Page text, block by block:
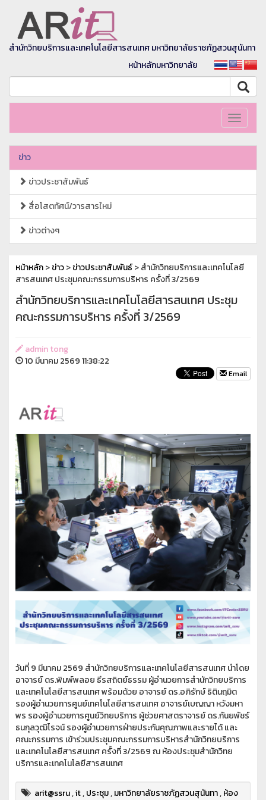
สำนักวิทยบริการและเทคโนโลยีสารสนเทศ มหาวิทยาลัยราชภัฏสวนสุนันทา
หน้าหลักมหาวิทยาลัย
Toggle
ข่าว
ข่าวประชาสัมพันธ์
สื่อโสตทัศน์/วารสารใหม่
ข่าวต่างๆ
หน้าหลัก>ข่าว>ข่าวประชาสัมพันธ์> สำนักวิทยบริการและเทคโนโลยี
สารสนเทศ ประชุมคณะกรรมการบริหาร ครั้งที่ 3/2569
สำนักวิทยบริการและเทคโนโลยีสารสนเทศ ประชุม
คณะกรรมการบริหาร ครั้งที่ 3/2569
admin tong
10 มีนาคม 2569 11:38:22
Email
วันที่ 9 มีนาคม 2569 สำนักวิทยบริการและเทคโนโลยีสารสนเทศ นำโดย
อาจารย์ ดร.พิมพ์พลอย ธีรสถิตย์ธรรม ผู้อำนวยการสำนักวิทยบริการ
และเทคโนโลยีสารสนเทศ พร้อมด้วย อาจารย์ ดร.อภิรักษ์ ธิตินฤมิต
รองผู้อำนวยการศูนย์เทคโนโลยีสารสนเทศ อาจารย์เบญญา หวังมหา
พร รองผู้อำนวยการศูนย์วิทยบริการ ผู้ช่วยศาสตราจารย์ ดร.กันยพัชร์
ธนกุลวุฒิโรจน์ รองผู้อำนวยการฝ่ายประกันคุณภาพและรายได้ และ
คณะกรรมการ เข้าร่วมประชุมคณะกรรมการบริหารสำนักวิทยบริการ
และเทคโนโลยีสารสนเทศ ครั้งที่ 3/2569 ณ ห้องประชุมสำนักวิทย
บริการและเทคโนโลยีสารสนเทศ
arit@ssru,it,ประชุม,มหาวิทยาลัยราชภัฏสวนสุนันทา,ห้อง